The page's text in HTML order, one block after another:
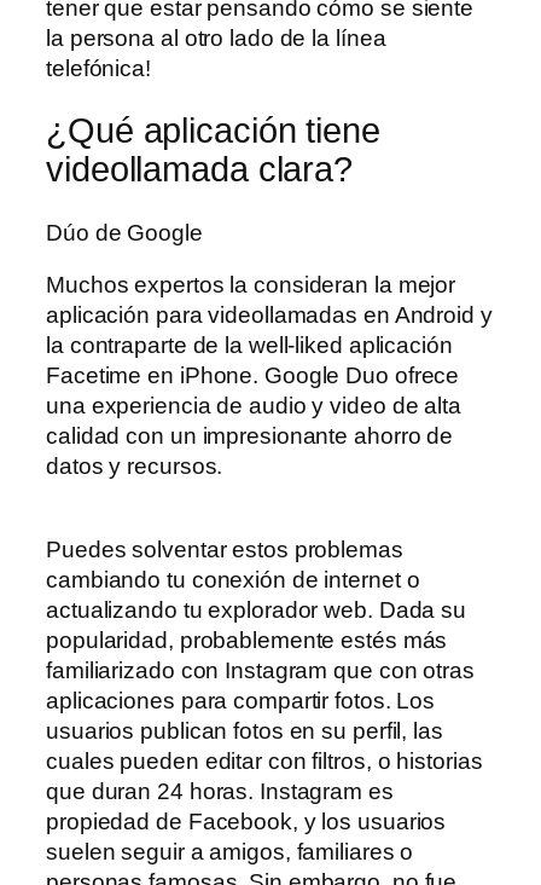
tener que estar pensando cómo se siente
la persona al otro lado de la línea
telefónica!
¿Qué aplicación tiene
videollamada clara?
Dúo de Google
Muchos expertos la consideran la mejor
aplicación para videollamadas en Android y
la contraparte de la well-liked aplicación
Facetime en iPhone. Google Duo ofrece
una experiencia de audio y video de alta
calidad con un impresionante ahorro de
datos y recursos.
Puedes solventar estos problemas
cambiando tu conexión de internet o
actualizando tu explorador web. Dada su
popularidad, probablemente estés más
familiarizado con Instagram que con otras
aplicaciones para compartir fotos. Los
usuarios publican fotos en su perfil, las
cuales pueden editar con filtros, o historias
que duran 24 horas. Instagram es
propiedad de Facebook, y los usuarios
suelen seguir a amigos, familiares o